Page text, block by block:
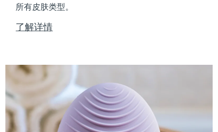
所有皮肤类型。
了解详情